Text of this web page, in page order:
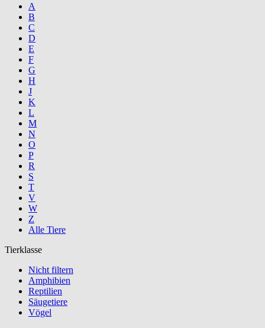
A
B
C
D
E
F
G
H
J
K
L
M
N
O
P
R
S
T
V
W
Z
Alle Tiere
Tierklasse
Nicht filtern
Amphibien
Reptilien
Säugetiere
Vögel